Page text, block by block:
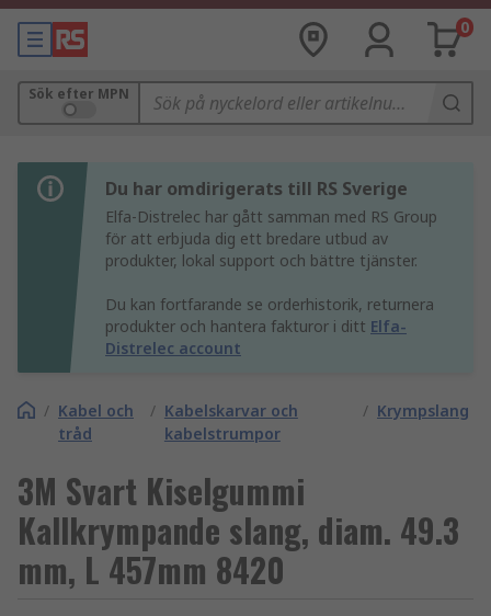
0
Sök efter MPN
Du har omdirigerats till RS Sverige
Elfa-Distrelec har gått samman med RS Group
för att erbjuda dig ett bredare utbud av
produkter, lokal support och bättre tjänster.
Du kan fortfarande se orderhistorik, returnera
produkter och hantera fakturor i ditt Elfa-
Distrelec account
/ Kabel och
tråd
/ Kabelskarvar och
kabelstrumpor
/ Krympslang
3M Svart Kiselgummi
Kallkrympande slang, diam. 49.3
mm, L 457mm 8420